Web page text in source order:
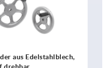
aus Edelstahlblech,